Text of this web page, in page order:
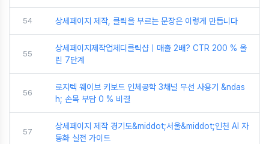
54 상세페이지 제작, 클릭을 부르는 문장은 이렇게 만듭니다
55
상세페이지제작업체디클릭샵｜매출 2배? CTR 200 % 올
린 7단계
56
로지텍 웨이브 키보드 인체공학 3채널 무선 사용기 &ndas
h; 손목 부담 0 % 비결
57
상세페이지 제작 경기도&middot;서울&middot;인천 AI 자
동화 실전 가이드